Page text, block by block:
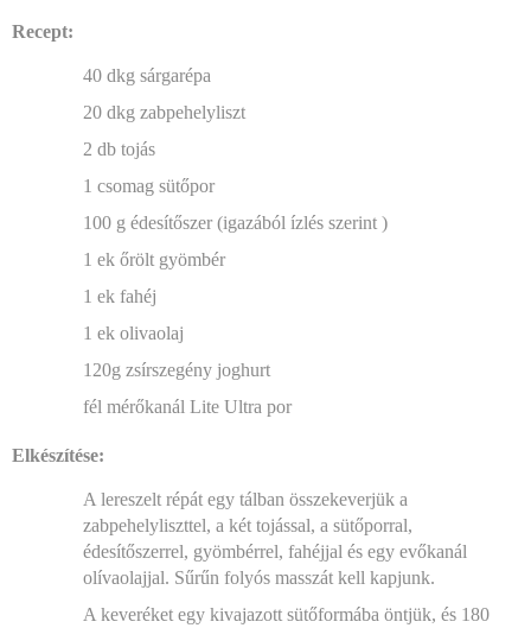
Recept:
40 dkg sárgarépa
20 dkg zabpehelyliszt
2 db tojás
1 csomag sütőpor
100 g édesítőszer (igazából ízlés szerint )
1 ek őrölt gyömbér
1 ek fahéj
1 ek olivaolaj
120g zsírszegény joghurt
fél mérőkanál Lite Ultra por
Elkészítése:
A lereszelt répát egy tálban összekeverjük a
zabpehelyliszttel, a két tojással, a sütőporral,
édesítőszerrel, gyömbérrel, fahéjjal és egy evőkanál
olívaolajjal. Sűrűn folyós masszát kell kapjunk.
A keveréket egy kivajazott sütőformába öntjük, és 180